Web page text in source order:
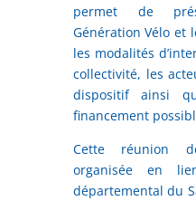
permet de
Génération Vélo et
les modalités
collectivité, les
dispositif ainsi
financement
Cette réunion
organisée en
départemental du